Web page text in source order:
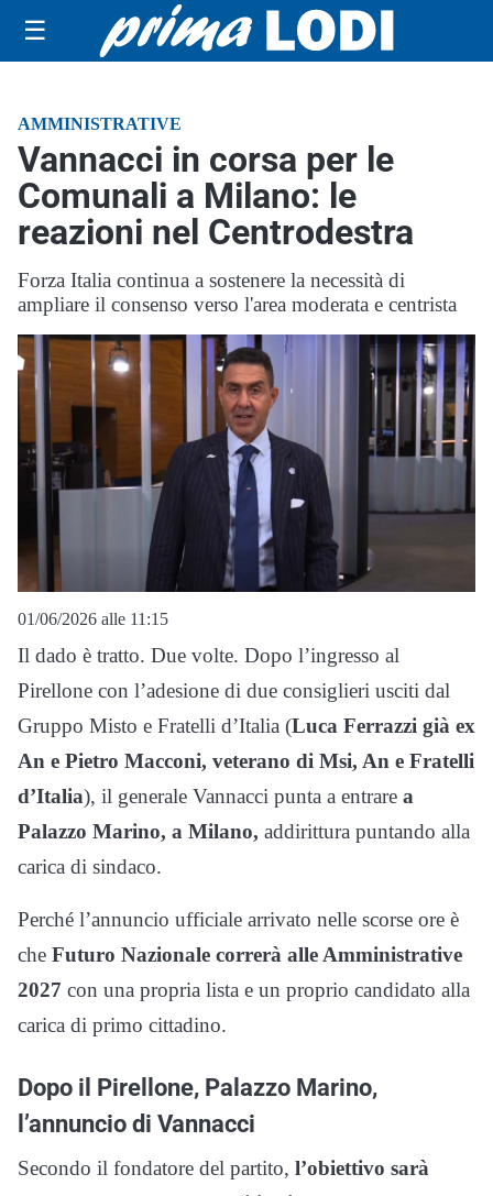
☰
AMMINISTRATIVE
Vannacci in corsa per le
Comunali a Milano: le
reazioni nel Centrodestra
Forza Italia continua a sostenere la necessità di
ampliare il consenso verso l'area moderata e centrista
01/06/2026 alle 11:15
Il dado è tratto. Due volte. Dopo l’ingresso al
Pirellone con l’adesione di due consiglieri usciti dal
Gruppo Misto e Fratelli d’Italia (Luca Ferrazzi già ex
An e Pietro Macconi, veterano di Msi, An e Fratelli
d’Italia), il generale Vannacci punta a entrare a
Palazzo Marino, a Milano, addirittura puntando alla
carica di sindaco.
Perché l’annuncio ufficiale arrivato nelle scorse ore è
che Futuro Nazionale correrà alle Amministrative
2027 con una propria lista e un proprio candidato alla
carica di primo cittadino.
Dopo il Pirellone, Palazzo Marino,
l’annuncio di Vannacci
Secondo il fondatore del partito, l’obiettivo sarà